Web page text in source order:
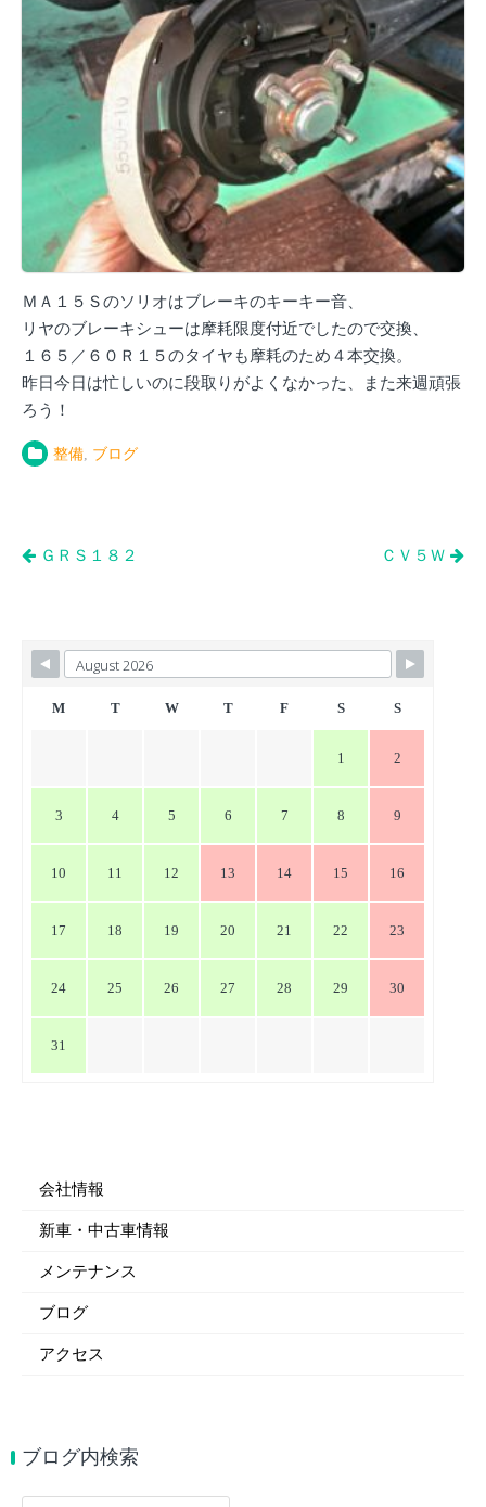
ＭＡ１５Ｓのソリオはブレーキのキーキー音、
リヤのブレーキシューは摩耗限度付近でしたので交換、
１６５／６０Ｒ１５のタイヤも摩耗のため４本交換。
昨日今日は忙しいのに段取りがよくなかった、また来週頑張
ろう！
整備, ブログ
投
ビ
ゲ
ＧＲＳ１８２ ＣＶ５Ｗ
M T W T F S S
1 2
3 4 5 6 7 8 9
10 11 12 13 14 15 16
17 18 19 20 21 22 23
24 25 26 27 28 29 30
31
会社情報
新車・中古車情報
メンテナンス
ブログ
アクセス
ブログ内検索